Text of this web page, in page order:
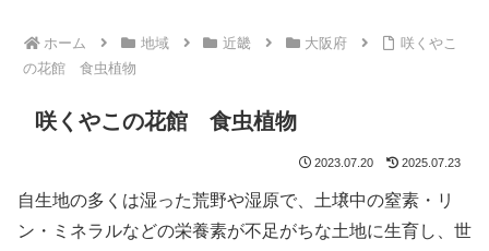
ホーム 地域 近畿 大阪府
咲くやこ
の花館 食虫植物
咲くやこの花館 食虫植物
2023.07.20 2025.07.23
自生地の多くは湿った荒野や湿原で、土壌中の窒素・リ
ン・ミネラルなどの栄養素が不足がちな土地に生育し、世